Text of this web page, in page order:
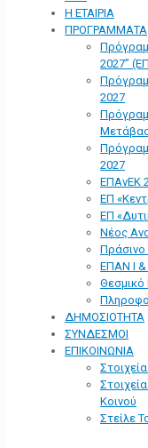
Η ΕΤΑΙΡΙΑ
ΠΡΟΓΡΑΜΜΑΤΑ
2027”
2027
2027
ΕΠΑνΕΚ
ΕΠ
ΕΠ
Νέος
Πράσινο
ΕΠΑΝ Ι &
Θεσμικό
ΔΗΜΟΣΙΟΤΗΤΑ
ΣΥΝΔΕΣΜΟΙ
ΕΠΙΚΟΙΝΩΝΙΑ
Κοινού
Στείλε